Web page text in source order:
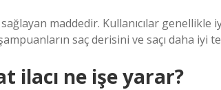
maddedir. Kullanıcılar genellikle
saç derisini ve saçı daha iyi
ilacı ne işe yarar?